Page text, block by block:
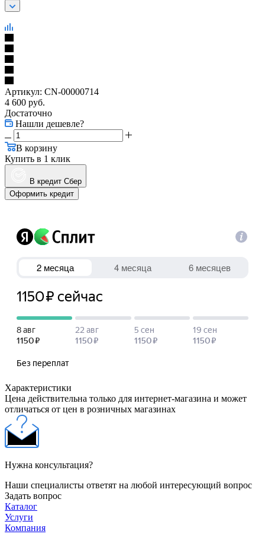
Артикул: CN-00000714
4 600 руб.
Достаточно
Нашли дешевле?
В корзину
Купить в 1 клик
В кредит Сбер
Оформить кредит
Характеристики
Цена действительна только для интернет-магазина и может
отличаться от цен в розничных магазинах
Нужна консультация?
Наши специалисты ответят на любой интересующий вопрос
Задать вопрос
Каталог
Услуги
Компания